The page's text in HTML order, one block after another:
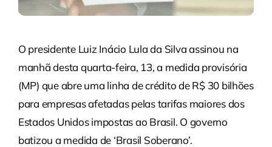
O presidente Luiz Inácio Lula da Silva assinou na
manhã desta quarta-feira, 13, a medida provisória
(MP) que abre uma linha de crédito de R$ 30 bilhões
para empresas afetadas pelas tarifas maiores dos
Estados Unidos impostas ao Brasil. O governo
batizou a medida de ‘Brasil Soberano’.